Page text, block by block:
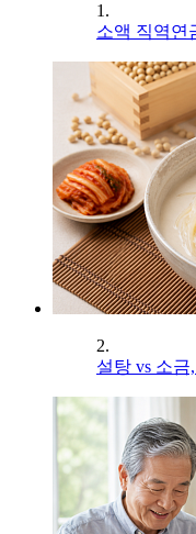
1.
소액 직역연
2.
설탕 vs 소